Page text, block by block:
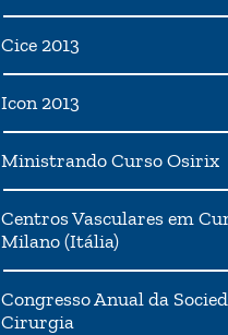
Cice 2013
Icon 2013
Ministrando Curso Osirix
Centros Vasculares em
Milano (Itália)
Congresso Anual da
Cirurgia